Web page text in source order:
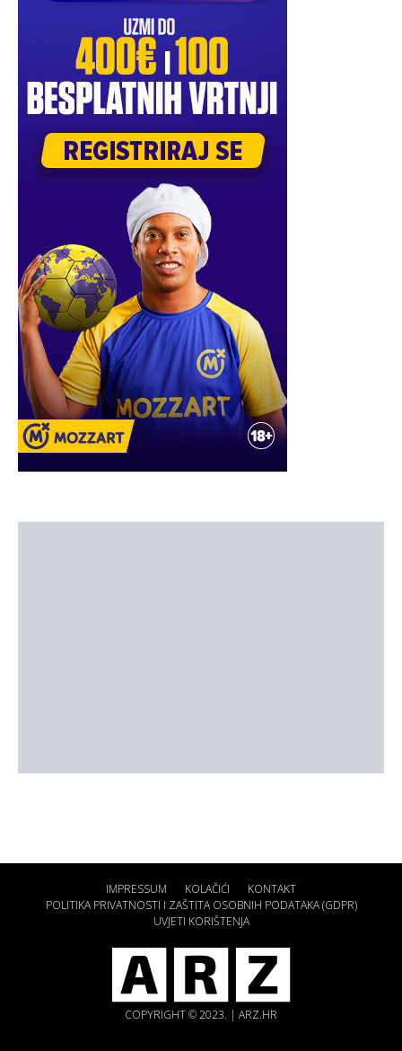
IMPRESSUM KOLAČIĆI
KONTAKT
POLITIKA PRIVATNOSTI I ZAŠTITA OSOBNIH PODATAKA (GDPR)
UVJETI KORIŠTENJA
COPYRIGHT © 2023. | ARZ.HR